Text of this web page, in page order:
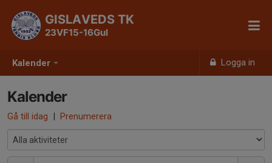
Kalender Logga in
GISLAVEDS TK
23VF15-16Gul
Kalender
Gå till idag | Prenumerera